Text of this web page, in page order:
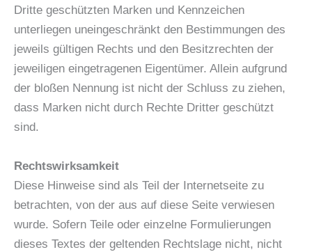
Dritte geschützten Marken und Kennzeichen
unterliegen uneingeschränkt den Bestimmungen des
jeweils gültigen Rechts und den Besitzrechten der
jeweiligen eingetragenen Eigentümer. Allein aufgrund
der bloßen Nennung ist nicht der Schluss zu ziehen,
dass Marken nicht durch Rechte Dritter geschützt
sind.
Rechtswirksamkeit
Diese Hinweise sind als Teil der Internetseite zu
betrachten, von der aus auf diese Seite verwiesen
wurde. Sofern Teile oder einzelne Formulierungen
dieses Textes der geltenden Rechtslage nicht, nicht